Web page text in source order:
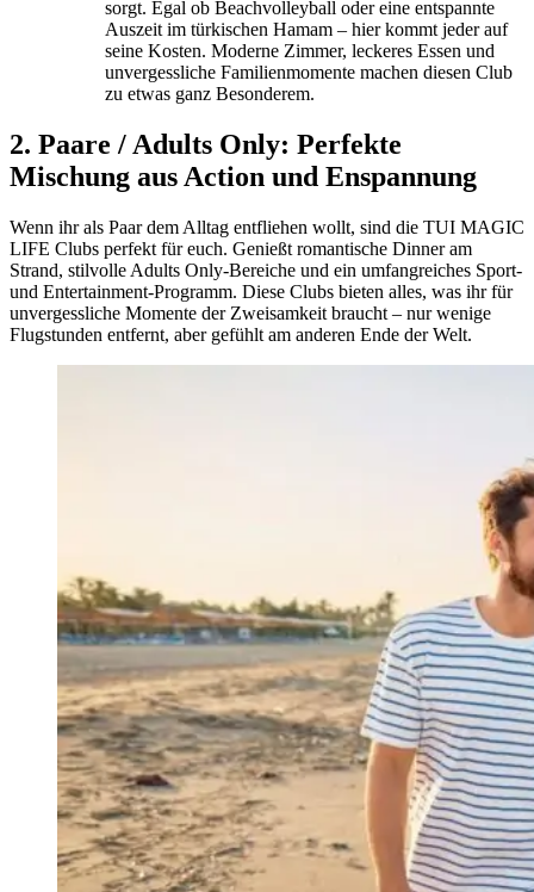
sorgt. Egal ob Beachvolleyball oder eine entspannte
Auszeit im türkischen Hamam – hier kommt jeder auf
seine Kosten. Moderne Zimmer, leckeres Essen und
unvergessliche Familienmomente machen diesen Club
zu etwas ganz Besonderem.
2. Paare / Adults Only: Perfekte
Mischung aus Action und Enspannung
Wenn ihr als Paar dem Alltag entfliehen wollt, sind die TUI MAGIC
LIFE Clubs perfekt für euch. Genießt romantische Dinner am
Strand, stilvolle Adults Only-Bereiche und ein umfangreiches Sport-
und Entertainment-Programm. Diese Clubs bieten alles, was ihr für
unvergessliche Momente der Zweisamkeit braucht – nur wenige
Flugstunden entfernt, aber gefühlt am anderen Ende der Welt.